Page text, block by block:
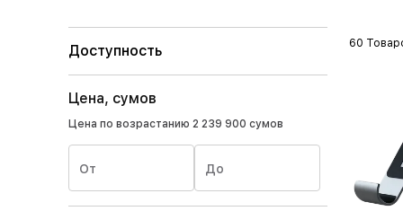
Доступность
Цена, сумов
Цена по возрастанию 2 239 900 сумов
От До
60